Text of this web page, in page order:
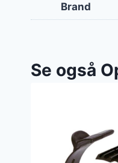
Brand
Se også